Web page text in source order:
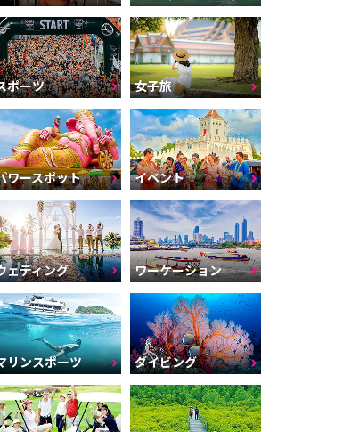
ポーツ 女子旅
ワースポット イベント
ェディング ワーケーション
リンスポーツ ダイビング